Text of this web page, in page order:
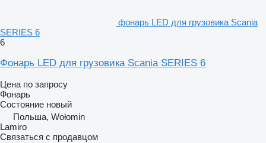
фонарь LED для грузовика Scania
SERIES 6
6
Фонарь LED для грузовика Scania SERIES 6
Цена по запросу
Фонарь
Состояние новый
Польша, Wołomin
Lamiro
Связаться с продавцом